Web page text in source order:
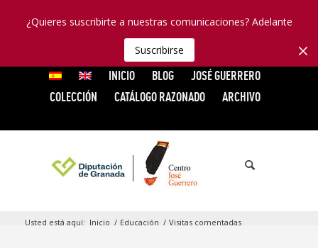
¿Quieres suscribirte a nuestras comunicaciones? Adelante
Suscribirse
INICIO BLOG
JOSÉ GUERRERO
COLECCIÓN
CATÁLOGO RAZONADO ARCHIVO
Usted está aquí: Inicio / Educación / Visitas comentadas